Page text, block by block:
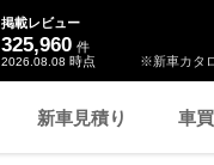
※新車カタ
掲載レビュー
325,960 件
2026.08.08 時点
新車見積り 車